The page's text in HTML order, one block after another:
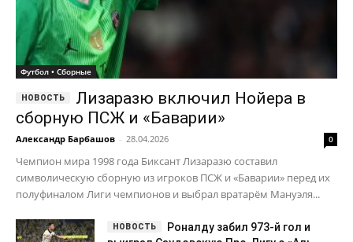
Футбол • Сборные
Лизаразю включил Нойера в
сборную ПСЖ и «Баварии»
Александр Барбашов - 28.04.2026 0
Чемпион мира 1998 года Биксант Лизаразю составил
символическую сборную из игроков ПСЖ и «Баварии» перед их
полуфиналом Лиги чемпионов и выбрал вратарём Мануэля...
Роналду забил 973-й гол и